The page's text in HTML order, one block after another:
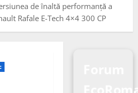
de înaltă performanță a
Rafale E-Tech 4×4 300 CP